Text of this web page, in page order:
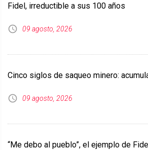
Fidel, irreductible a sus 100 años
09 agosto, 2026
Cinco siglos de saqueo minero:
09 agosto, 2026
“Me debo al pueblo”, el ejemplo de